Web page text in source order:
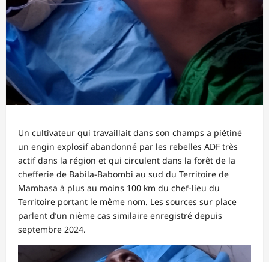
Un cultivateur qui travaillait dans son champs a piétiné
un engin explosif abandonné par les rebelles ADF très
actif dans la région et qui circulent dans la forêt de la
chefferie de Babila-Babombi au sud du Territoire de
Mambasa à plus au moins 100 km du chef-lieu du
Territoire portant le même nom. Les sources sur place
parlent d’un nième cas similaire enregistré depuis
septembre 2024.